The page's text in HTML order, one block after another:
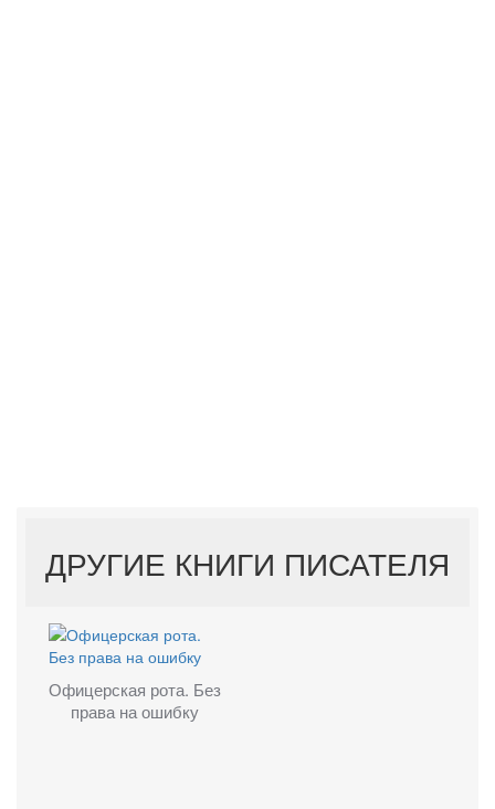
ДРУГИЕ КНИГИ ПИСАТЕЛЯ
Офицерская рота. Без
права на ошибку